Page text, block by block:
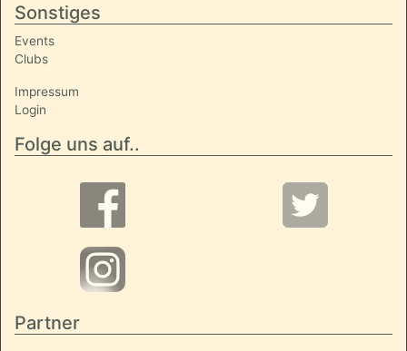
Sonstiges
Events
Clubs
Impressum
Login
Folge uns auf..
Partner